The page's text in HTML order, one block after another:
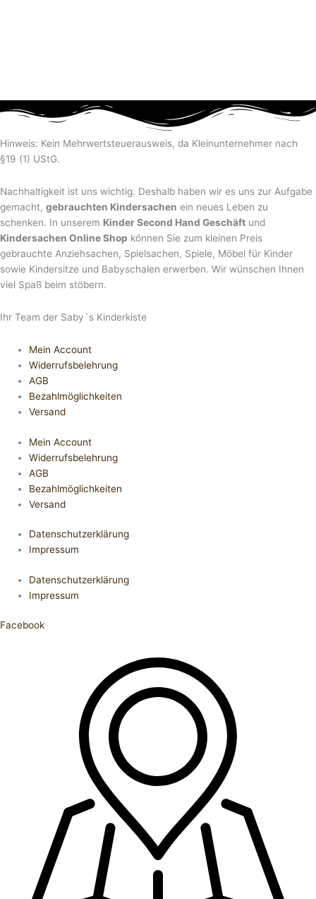
Hinweis: Kein Mehrwertsteuerausweis, da Kleinunternehmer nach
§19 (1) UStG.
Nachhaltigkeit ist uns wichtig. Deshalb haben wir es uns zur Aufgabe
gemacht, gebrauchten Kindersachen ein neues Leben zu
schenken. In unserem Kinder Second Hand Geschäft und
Kindersachen Online Shop können Sie zum kleinen Preis
gebrauchte Anziehsachen, Spiel­sachen, Spiele, Möbel für Kinder
sowie Kindersitze und Babyschalen erwerben. Wir wünschen Ihnen
viel Spaß beim stöbern.
Ihr Team der Saby´s Kinderkiste
Mein Account
Widerrufsbelehrung
AGB
Bezahlmöglichkeiten
Versand
Mein Account
Widerrufsbelehrung
AGB
Bezahlmöglichkeiten
Versand
Datenschutzerklärung
Impressum
Datenschutzerklärung
Impressum
Facebook